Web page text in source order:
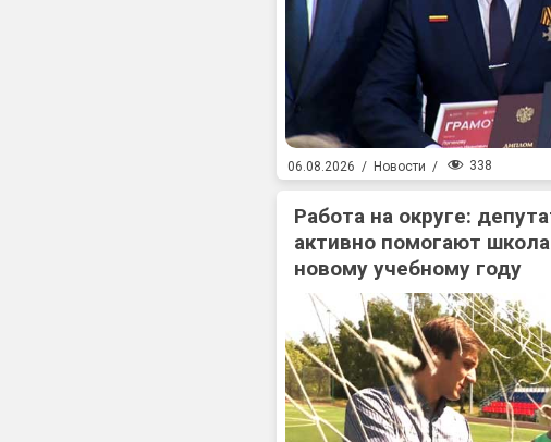
06.08.2026 / Новости / 338
Работа на округе:
активно помогают
новому учебному году